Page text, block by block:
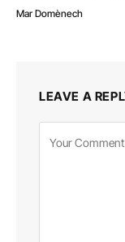
Mar Domènech
LEAVE A